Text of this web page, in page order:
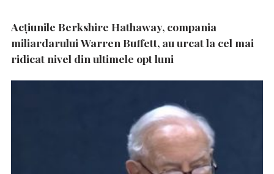
Acțiunile Berkshire Hathaway, compania
miliardarului Warren Buffett, au urcat la cel mai
ridicat nivel din ultimele opt luni